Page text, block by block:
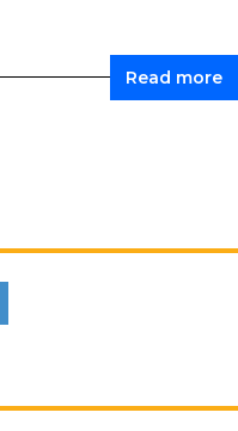
Read more